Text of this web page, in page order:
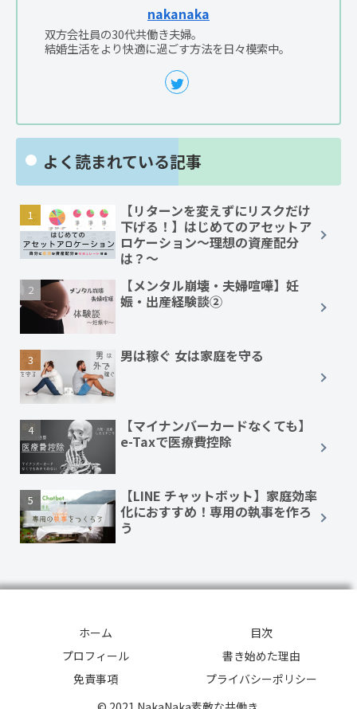
nakanaka
双方会社員の30代共働き夫婦。
結婚生活をより快適に過ごす方法を日々模索中。
よく読まれている記事
【リターンを変えずにリスクだけ
下げる！】はじめてのアセットア
ロケーション～理想の資産配分
は？～
【メンタル崩壊・夫婦喧嘩】妊
娠・出産経験談②
男は稼ぐ 女は家庭を守る
【マイナンバーカードなくても】
e-Taxで医療費控除
【LINE チャットボット】家庭効率
化におすすめ！専用の執事を作ろ
う
ホーム
目次
プロフィール
書き始めた理由
免責事項
プライバシーポリシー